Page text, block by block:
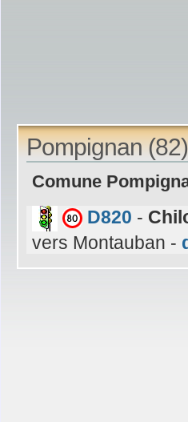
Pompignan
Comune
D820 -
vers Montauban -